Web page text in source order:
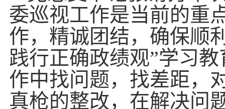
委巡视工作是当前的重
作，精诚团结，确保顺
践行正确政绩观”学习
作中找问题，找差距，
真枪的整改，在解决问